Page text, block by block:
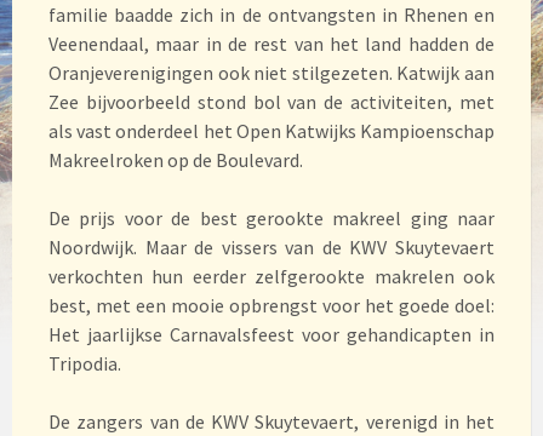
familie baadde zich in de ontvangsten in Rhenen en
Veenendaal, maar in de rest van het land hadden de
Oranjeverenigingen ook niet stilgezeten. Katwijk aan
Zee bijvoorbeeld stond bol van de activiteiten, met
als vast onderdeel het Open Katwijks Kampioenschap
Makreelroken op de Boulevard.
De prijs voor de best gerookte makreel ging naar
Noordwijk. Maar de vissers van de KWV Skuytevaert
verkochten hun eerder zelfgerookte makrelen ook
best, met een mooie opbrengst voor het goede doel:
Het jaarlijkse Carnavalsfeest voor gehandicapten in
Tripodia.
De zangers van de KWV Skuytevaert, verenigd in het